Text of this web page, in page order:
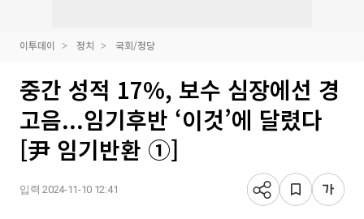
이투데이 정치 국회/정당
중간 성적 17%, 보수 심장에선 경
고음...임기후반 ‘이것’에 달렸다
[尹 임기반환 ①]
입력 2024-11-10 12:41